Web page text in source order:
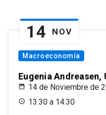
14 NOV
Macroeconomía
Eugenia
14 de Noviembre de
13:30 a 14:30